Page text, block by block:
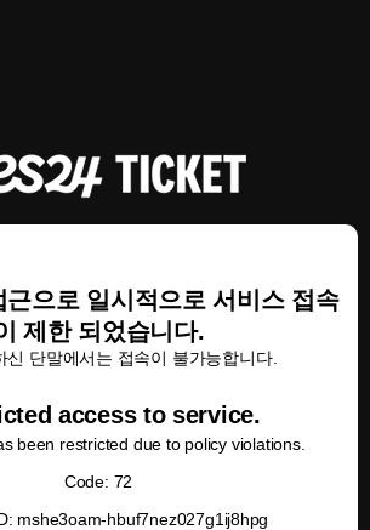
근으로 일시적으로 서비스 접속
제한 되었습니다.
신 단말에서는 접속이 불가능합니다.
access to service.
been restricted due to policy violations.
Code: 72
mshe3oam-hbuf7nez027g1ij8hpg